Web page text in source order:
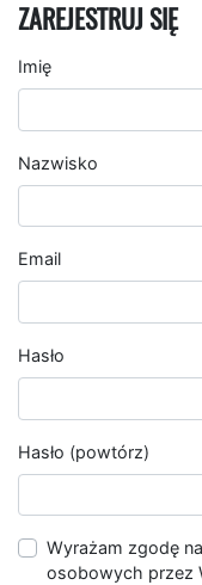
ZAREJESTRUJ SIĘ
Imię
Nazwisko
Email
Hasło
Hasło (powtórz)
Wyrażam zgodę
osobowych przez